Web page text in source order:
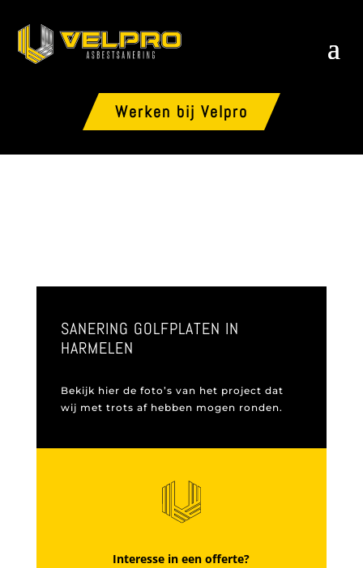
Werken bij Velpro
SANERING GOLFPLATEN IN
HARMELEN
Bekijk hier de foto’s van het project dat
wij met trots af hebben mogen ronden.
Interesse in een offerte?